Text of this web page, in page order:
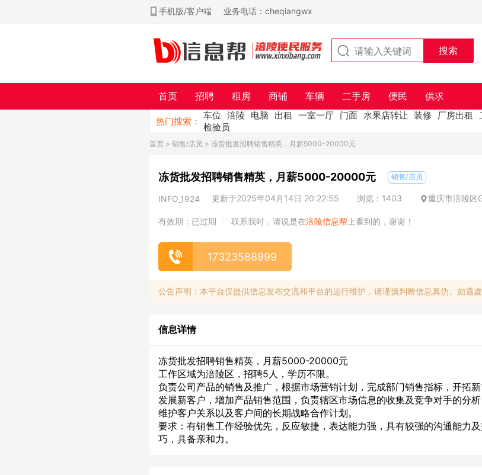
手机版/客户端 业务电话：cheqiangwx
首页 招聘 租房 商铺 车辆 二手房 便民 供求
热门搜索：
车位 涪陵 电脑 出租 一室一厅 门面 水果店转让 装修 厂房出租
检验员
首页 > 销售/店员 > 冻货批发招聘销售精英，月薪5000-20000元
冻货批发招聘销售精英，月薪5000-20000元 销售/店员
INFO_1924 更新于2025年04月14日 20:22:55 浏览：1403 重庆市涪陵区
有效期：已过期 联系我时，请说是在涪陵信息帮 上看到的，谢谢！
17323588999
公告声明：本平台仅提供信息发布交流和平台的运行维护，请谨慎判断信息真伪。如遇
信息详情
冻货批发招聘销售精英，月薪5000-20000元
工作区域为涪陵区，招聘5人，学历不限。
负责公司产品的销售及推广，根据市场营销计划，完成部门销售指标，开拓新
发展新客户，增加产品销售范围，负责辖区市场信息的收集及竞争对手的分
维护客户关系以及客户间的长期战略合作计划。
要求：有销售工作经验优先，反应敏捷，表达能力强，具有较强的沟通能力
巧，具备亲和力。